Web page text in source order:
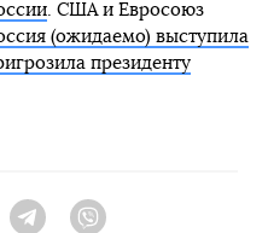
. США и Евросоюз
(ожидаемо) выступила
президенту
Telegram